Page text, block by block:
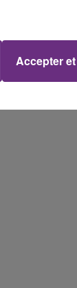
Accepter